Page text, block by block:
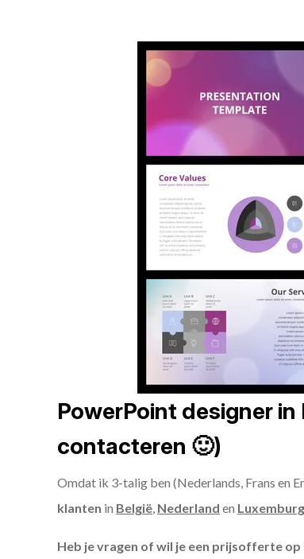
PowerPoint designer
contacteren 🙂)
Omdat ik 3-talig ben (Nederlands, Frans en
klanten in België, Nederland en Luxemburg
Heb je vragen of wil je een prijsofferte op